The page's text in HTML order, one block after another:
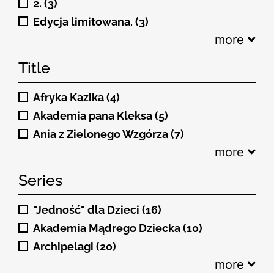
2. (3)
Edycja limitowana. (3)
more
Title
Afryka Kazika (4)
Akademia pana Kleksa (5)
Ania z Zielonego Wzgórza (7)
more
Series
"Jedność" dla Dzieci (16)
Akademia Mądrego Dziecka (10)
Archipelagi (20)
more